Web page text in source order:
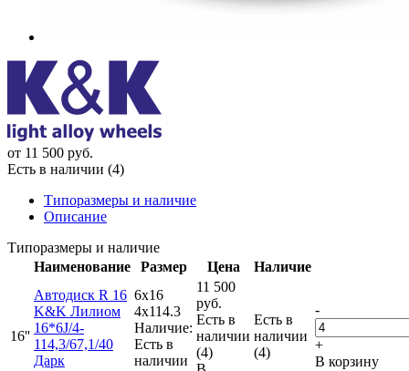
от 11 500 руб.
Есть в наличии (4)
Типоразмеры и наличие
Описание
Типоразмеры и наличие
Наименование
Размер Цена Наличие
16''
Автодиск R 16
K&K Лилиом
16*6J/4-
114,3/67,1/40
Дарк
6x16
4x114.3
Наличие:
Есть в
наличии
11 500
руб.
Есть в
наличии
(4)
Есть в
наличии
(4)
-
+
В корзину